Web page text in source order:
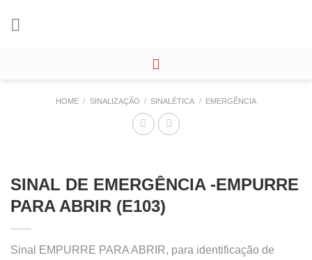
HOME / SINALIZAÇÃO / SINALÉTICA / EMERGÊNCIA
SINAL DE EMERGÊNCIA -EMPURRE
PARA ABRIR (E103)
Sinal EMPURRE PARA ABRIR, para identificação de